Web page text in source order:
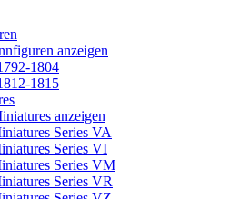
anzeigen
1804
1815
anzeigen
Series VA
Series VI
Series VM
Series VR